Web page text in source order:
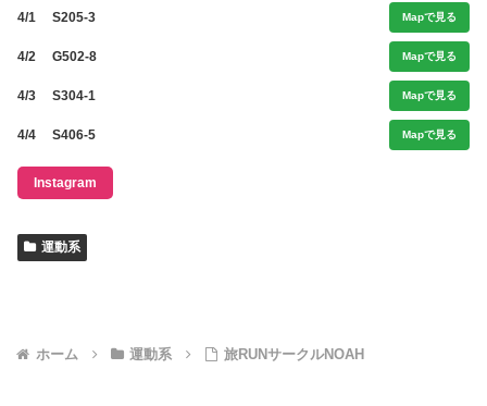
4/1 S205-3 Mapで見る
4/2 G502-8 Mapで見る
4/3 S304-1 Mapで見る
4/4 S406-5 Mapで見る
Instagram
運動系
ホーム 運動系 旅RUNサークルNOAH